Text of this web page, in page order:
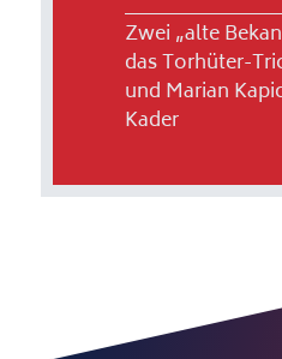
Zwei „alte
das Torhüter-
und Marian
Kader